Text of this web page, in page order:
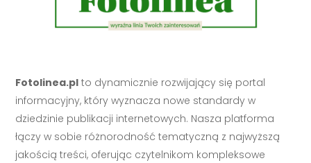
Fotolinea.pl to dynamicznie rozwijający się portal
informacyjny, który wyznacza nowe standardy w
dziedzinie publikacji internetowych. Nasza platforma
łączy w sobie różnorodność tematyczną z najwyższą
jakością treści, oferując czytelnikom kompleksowe